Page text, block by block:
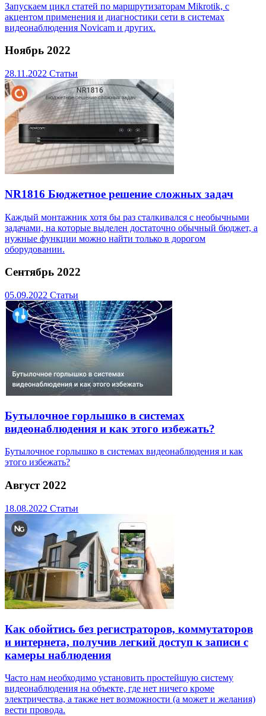
Запускаем цикл статей по маршрутизаторам Mikrotik, с
акцентом применения и диагностики сети в системах
видеонаблюдения Novicam и других.
Ноябрь 2022
28.11.2022 Статьи
NR1816 Бюджетное решение сложных задач
Каждый монтажник хотя бы раз сталкивался с необычными
задачами, на которые выделен достаточно обычный бюджет, а
нужные функции можно найти только в дорогом
оборудовании.
Сентябрь 2022
05.09.2022 Статьи
Бутылочное горлышко в системах
видеонаблюдения и как этого избежать?
Бутылочное горлышко в системах видеонаблюдения и как
этого избежать?
Август 2022
18.08.2022 Статьи
Как обойтись без регистраторов, коммутаторов
и интернета, получив легкий доступ к записи с
камеры наблюдения
Часто нам необходимо установить простейшую систему
видеонаблюдения на объекте, где нет ничего кроме
электричества, а также нет возможности (а может и желания)
вести провода.